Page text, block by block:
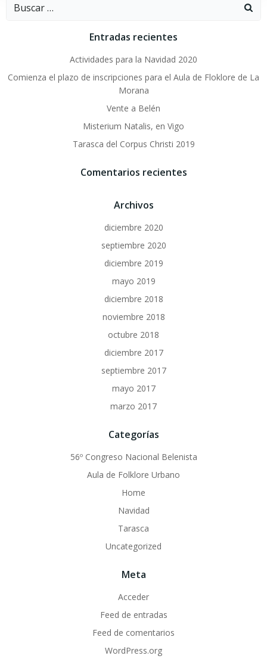
entradasEntradas recientes
Actividades para la Navidad 2020
Comienza el plazo de inscripciones para el Aula de Floklore de La
Morana
Vente a Belén
Misterium Natalis, en Vigo
Tarasca del Corpus Christi 2019
Comentarios recientes
Archivos
diciembre 2020
septiembre 2020
diciembre 2019
mayo 2019
diciembre 2018
noviembre 2018
octubre 2018
diciembre 2017
septiembre 2017
mayo 2017
marzo 2017
Categorías
56º Congreso Nacional Belenista
Aula de Folklore Urbano
Home
Navidad
Tarasca
Uncategorized
Meta
Acceder
Feed de entradas
Feed de comentarios
WordPress.org